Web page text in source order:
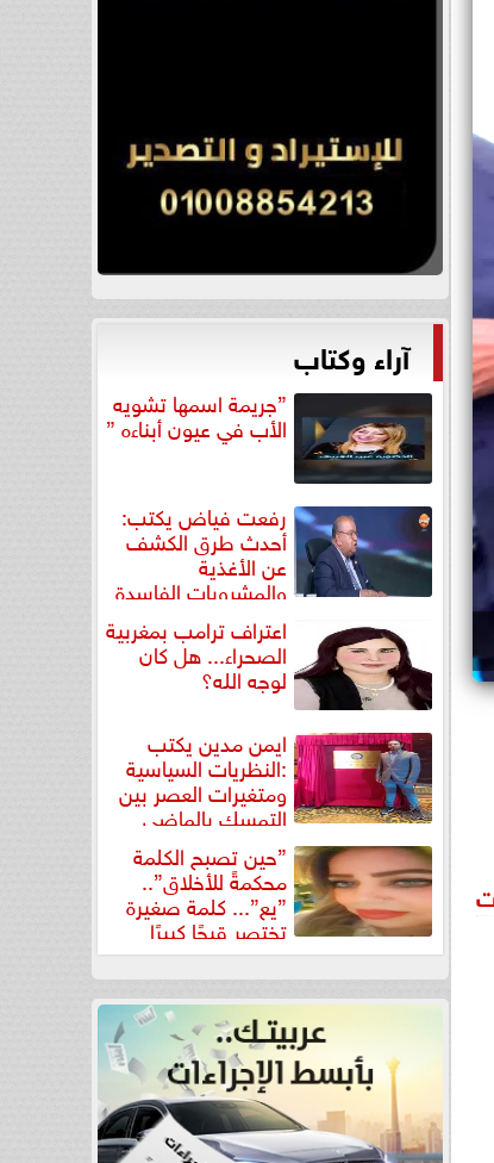
آراء وكتاب
”جريمة اسمها تشويه
الأب في عيون أبناءه ”
رفعت فياض يكتب:
أحدث طرق الكشف
عن الأغذية
والمشروبات الفاسدة
اعتراف ترامب بمغربية
الصحراء... هل كان
لوجه الله؟
ايمن مدين يكتب
:النظريات السياسية
ومتغيرات العصر بين
التمسك بالماضي
ومواجهة تحديات...”حين تصبح الكلمة
محكمةً للأخلاق”..
”يع”... كلمة صغيرة
تختصر قبحًا كبيرًا